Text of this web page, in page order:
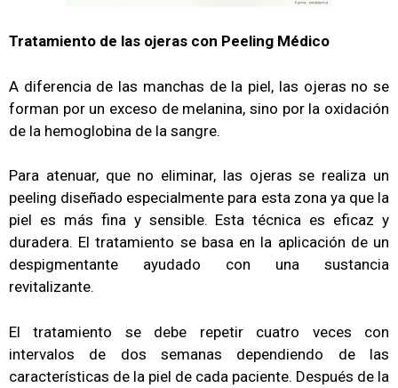
Tratamiento de las ojeras con Peeling Médico
A diferencia de las manchas de la piel, las ojeras no se
forman por un exceso de melanina, sino por la oxidación
de la hemoglobina de la sangre.
Para atenuar, que no eliminar, las ojeras se realiza un
peeling diseñado especialmente para esta zona ya que la
piel es más fina y sensible. Esta técnica es eficaz y
duradera. El tratamiento se basa en la aplicación de un
despigmentante ayudado con una sustancia
revitalizante.
El tratamiento se debe repetir cuatro veces con
intervalos de dos semanas dependiendo de las
características de la piel de cada paciente. Después de la